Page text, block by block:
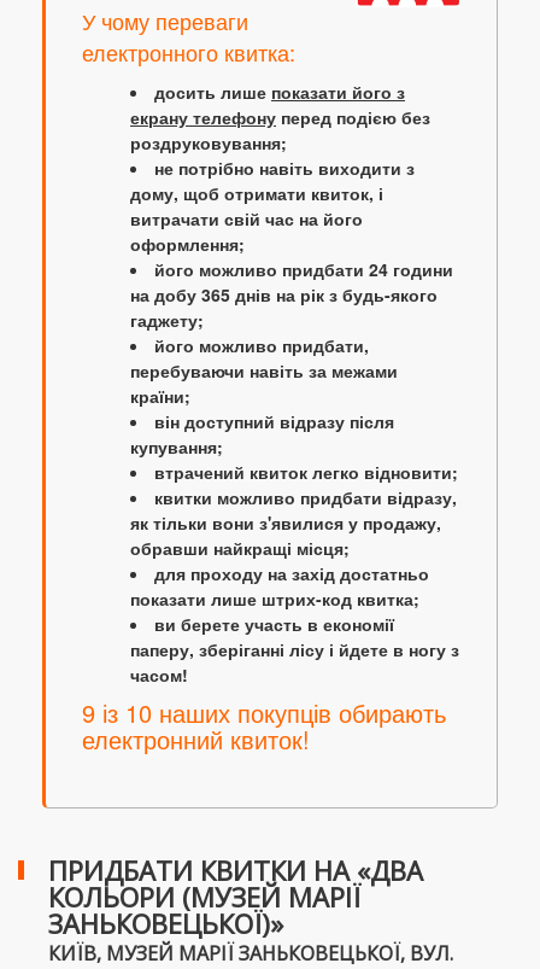
У чому переваги
електронного квитка:
досить лише показати його з
екрану телефону перед подією без
роздруковування;
не потрібно навіть виходити з
дому, щоб отримати квиток, і
витрачати свій час на його
оформлення;
його можливо придбати 24 години
на добу 365 днів на рік з будь-якого
гаджету;
його можливо придбати,
перебуваючи навіть за межами
країни;
він доступний відразу після
купування;
втрачений квиток легко відновити;
квитки можливо придбати відразу,
як тільки вони з'явилися у продажу,
обравши найкращі місця;
для проходу на захід достатньо
показати лише штрих-код квитка;
ви берете участь в економії
паперу, зберіганні лісу і йдете в ногу з
часом!
9 із 10 наших покупців обирають
електронний квиток!
ПРИДБАТИ КВИТКИ НА «ДВА
КОЛЬОРИ (МУЗЕЙ МАРІЇ
ЗАНЬКОВЕЦЬКОЇ)»
КИЇВ, МУЗЕЙ МАРІЇ ЗАНЬКОВЕЦЬКОЇ, ВУЛ.